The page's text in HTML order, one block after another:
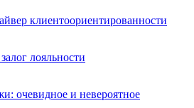
клиентоориентированности
лояльности
очевидное и невероятное